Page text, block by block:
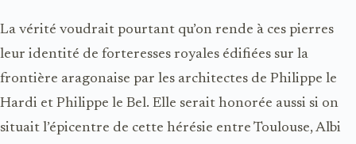
La vérité voudrait pourtant qu’on rende à ces pierres
leur identité de forteresses royales édifiées sur la
frontière aragonaise par les architectes de Philippe le
Hardi et Philippe le Bel. Elle serait honorée aussi si on
situait l’épicentre de cette hérésie entre Toulouse, Albi